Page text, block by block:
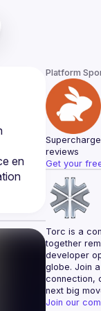
en
Platform
reviews
Get your
Torc is a
together
developer
globe. Join
connection,
next big
Join our